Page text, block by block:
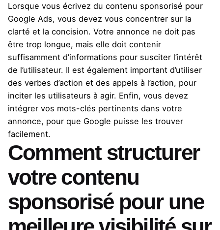
Lorsque vous écrivez du contenu sponsorisé pour
Google Ads, vous devez vous concentrer sur la
clarté et la concision. Votre annonce ne doit pas
être trop longue, mais elle doit contenir
suffisamment d’informations pour susciter l’intérêt
de l’utilisateur. Il est également important d’utiliser
des verbes d’action et des appels à l’action, pour
inciter les utilisateurs à agir. Enfin, vous devez
intégrer vos mots-clés pertinents dans votre
annonce, pour que Google puisse les trouver
facilement.
Comment structurer
votre contenu
sponsorisé pour une